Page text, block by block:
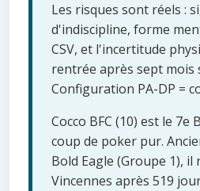
Les risques sont réels :
d'indiscipline, forme
CSV, et l'incertitude
rentrée après sept mois
Configuration PA-DP =
Cocco BFC (10) est le 7e
coup de poker pur.
Bold Eagle (Groupe 1), il
Vincennes après 519